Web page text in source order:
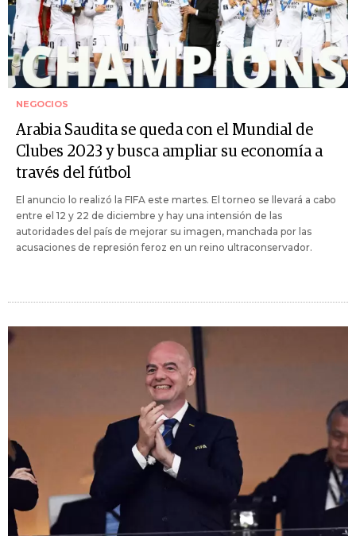
NEGOCIOS
Arabia Saudita se queda con el Mundial de
Clubes 2023 y busca ampliar su economía a
través del fútbol
El anuncio lo realizó la FIFA este martes. El torneo se llevará a cabo
entre el 12 y 22 de diciembre y hay una intensión de las
autoridades del país de mejorar su imagen, manchada por las
acusaciones de represión feroz en un reino ultraconservador.